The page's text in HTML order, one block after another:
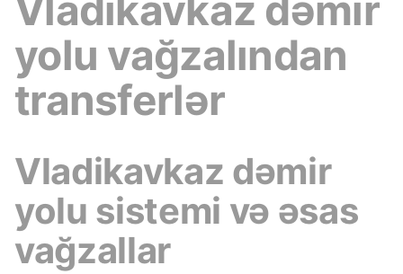
yolu vağzalından
transferlər
Vladikavkaz dəmir
yolu sistemi və əsas
vağzallar